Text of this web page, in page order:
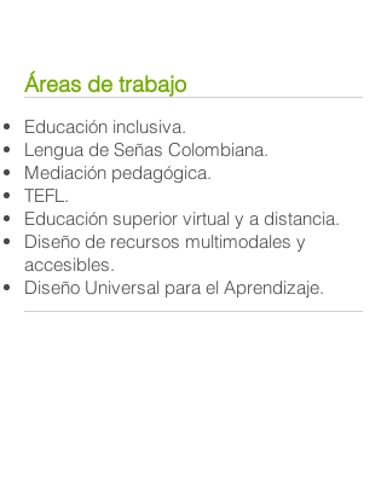
Áreas de trabajo
Educación inclusiva.
Lengua de Señas Colombiana.
Mediación pedagógica.
TEFL.
Educación superior virtual y a distancia.
Diseño de recursos multimodales y
accesibles.
Diseño Universal para el Aprendizaje.